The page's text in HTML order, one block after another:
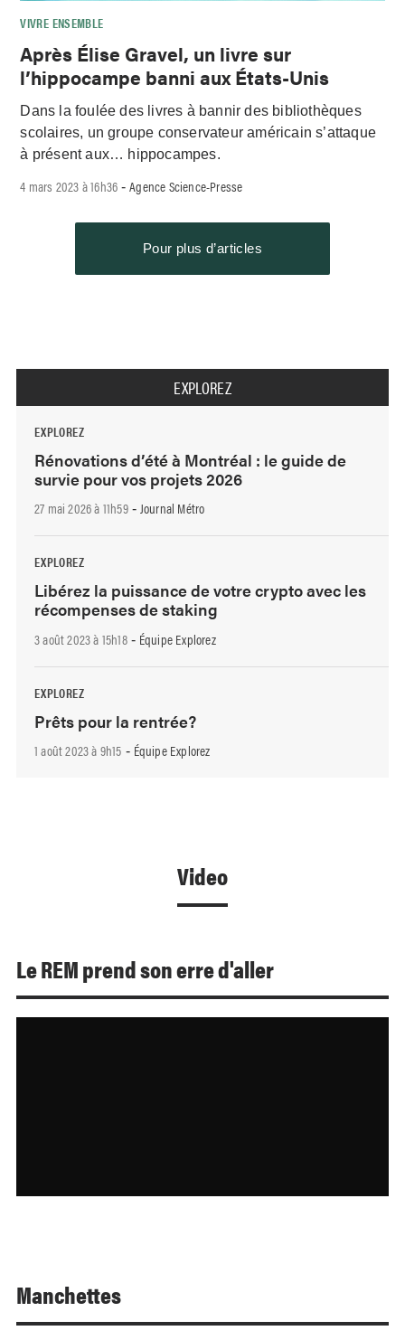
VIVRE ENSEMBLE
Après Élise Gravel, un livre sur
l’hippocampe banni aux États-Unis
Dans la foulée des livres à bannir des bibliothèques
scolaires, un groupe conservateur américain s’attaque
à présent aux… hippocampes.
4 mars 2023 à 16h36 -Agence Science-Presse
Pour plus d’articles
EXPLOREZ
EXPLOREZ
Rénovations d’été à Montréal : le guide de
survie pour vos projets 2026
27 mai 2026 à 11h59- Journal Métro
EXPLOREZ
Libérez la puissance de votre crypto avec les
récompenses de staking
3 août 2023 à 15h18- Équipe Explorez
EXPLOREZ
Prêts pour la rentrée?
1 août 2023 à 9h15 - Équipe Explorez
Video
Le REM prend son erre d'aller
Manchettes